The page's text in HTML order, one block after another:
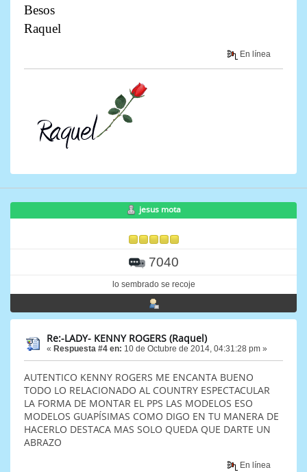
Besos
Raquel
En línea
jesus mota
7040
lo sembrado se recoje
Re:-LADY- KENNY ROGERS (Raquel)
« Respuesta #4 en: 10 de Octubre de 2014, 04:31:28 pm »
AUTENTICO KENNY ROGERS ME ENCANTA BUENO
TODO LO RELACIONADO AL COUNTRY ESPECTACULAR
LA FORMA DE MONTAR EL PPS LAS MODELOS ESO
MODELOS GUAPÍSIMAS COMO DIGO EN TU MANERA DE
HACERLO DESTACA MAS SOLO QUEDA QUE DARTE UN
ABRAZO
En línea